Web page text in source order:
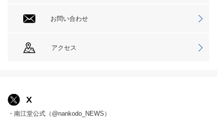
お問い合わせ
アクセス
X
・南江堂公式（@nankodo_NEWS）